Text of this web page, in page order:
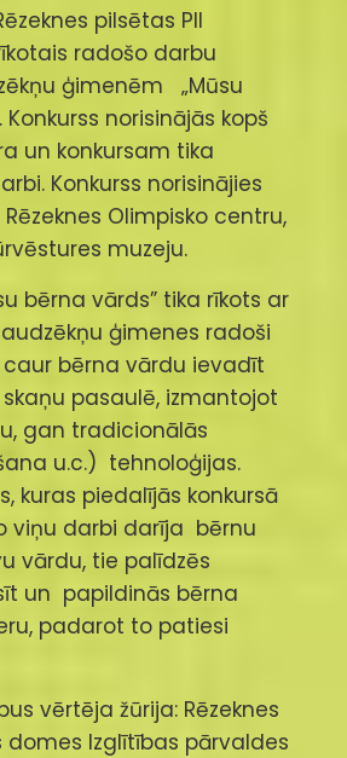
pilsētas PII
radošo darbu
ģimenēm „Mūsu
Konkurss norisinājās kopš
un konkursam tika
Konkurss norisinājies
Olimpisko centru,
muzeju.
bērna vārds” tika rīkots ar
ģimenes radoši
bērna vārdu ievadīt
pasaulē, izmantojot
gan tradicionālās
u.c.) tehnoloģijas.
kuras piedalījās konkursā
viņu darbi darīja bērnu
vārdu, tie palīdzēs
un papildinās bērna
padarot to patiesi
vērtēja žūrija: Rēzeknes
Izglītības pārvaldes